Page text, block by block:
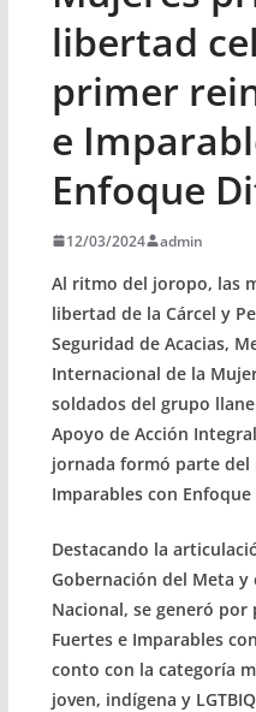
libertad
primer
e
Enfoque
12/03/2024 admin
Al ritmo del joropo, las
libertad de la Cárcel y
Seguridad de Acacias,
Internacional de la
soldados del grupo
Apoyo de Acción
jornada formó parte del
Imparables con
Destacando la
Gobernación del Meta
Nacional, se generó
Fuertes e Imparables
conto con la categoría
joven, indígena y